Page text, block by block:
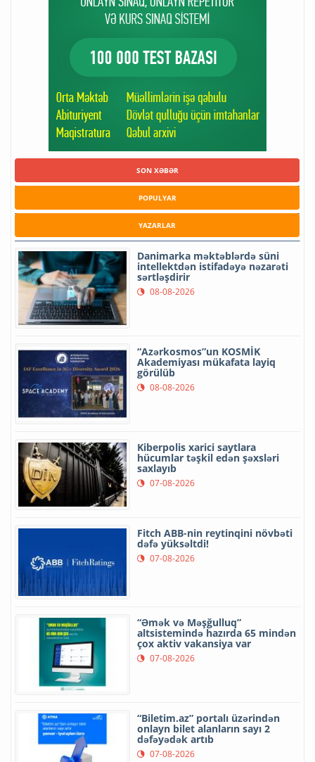
SON XƏBƏR
POPULYAR
YAZARLAR
Danimarka məktəblərdə süni
intellektdən istifadəyə nəzarəti
sərtləşdirir
08-08-2026
“Azərkosmos”un KOSMİK
Akademiyası mükafata layiq
görülüb
08-08-2026
Kiberpolis xarici saytlara
hücumlar təşkil edən şəxsləri
saxlayıb
07-08-2026
Fitch ABB-nin reytinqini növbəti
dəfə yüksəltdi!
07-08-2026
“Əmək və Məşğulluq”
altsistemində hazırda 65 mindən
çox aktiv vakansiya var
07-08-2026
“Biletim.az” portalı üzərindən
onlayn bilet alanların sayı 2
dəfəyədək artıb
07-08-2026